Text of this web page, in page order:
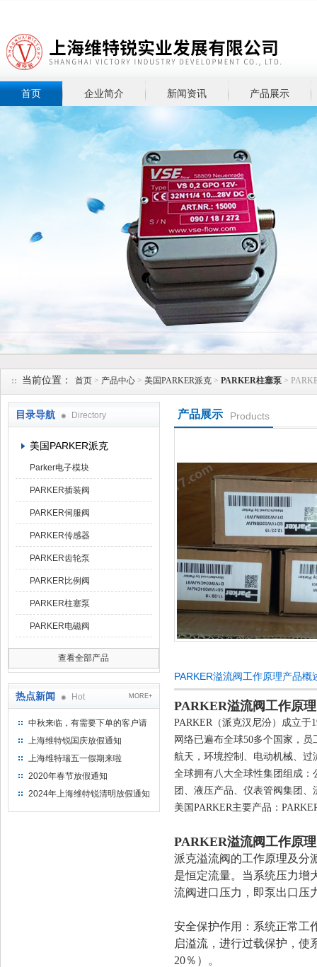
上海维特锐实业发展有限公司
首页 企业简介 新闻资讯 产品展示
当前位置： 首页 > 产品中心 > 美国PARKER派克 > PARKER柱塞泵 >
目录导航 Directory
美国PARKER派克
Parker电子模块
PARKER插装阀
PARKER伺服阀
PARKER传感器
PARKER齿轮泵
PARKER比例阀
PARKER柱塞泵
PARKER电磁阀
查看全部产品
热点新闻 Hot MORE+
中秋来临，有需要下单的客户请
提前下单
上海维特锐国庆放假通知
上海维特瑞五一假期来啦
2020年春节放假通知
2024年上海维特锐清明放假通知
产品展示 Products
PARKER溢流阀工作原理产品概
PARKER溢流阀工作原理
PARKER（派克汉尼汾）成立
网络已遍布全球50多个国家，
航天，环境控制、电动机械、过
全球拥有八大全球性集团组成
团、液压产品、仪表管阀集团
美国PARKER主要产品：
PARKER溢流阀工作原理
派克溢流阀的工作原理及分
是恒定流量。当系统压力增
流阀进口压力，即泵出口压
安全保护作用：系统正常工
启溢流，进行过载保护，使
20％）。